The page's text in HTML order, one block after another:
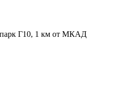
парк Г10, 1 км от МКАД